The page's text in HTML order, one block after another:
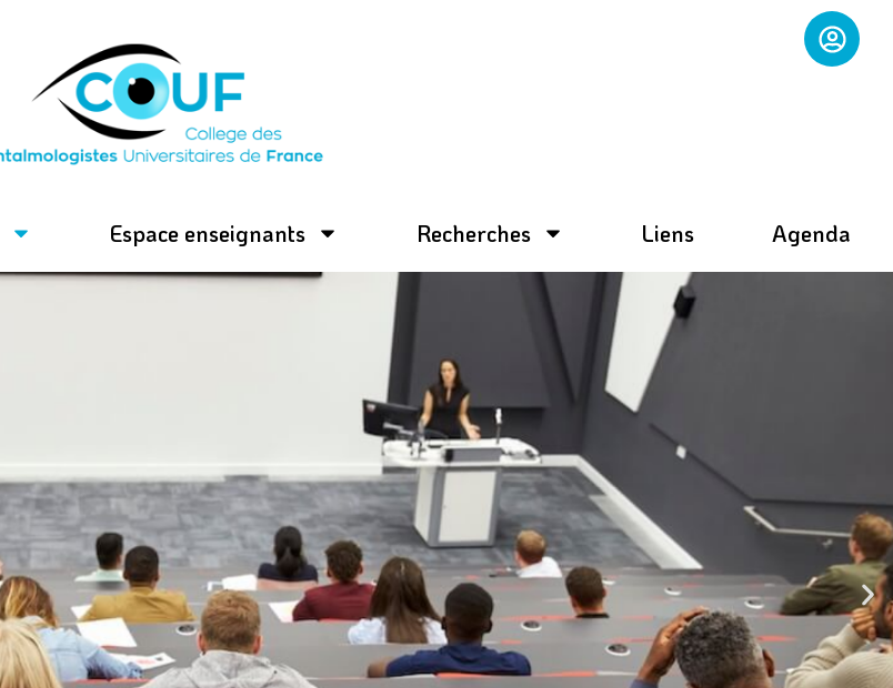
Espace enseignants Recherches Liens Agenda